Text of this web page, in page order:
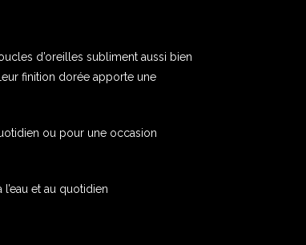
d’oreilles subliment aussi bien
finition dorée apporte une
ou pour une occasion
et au quotidien